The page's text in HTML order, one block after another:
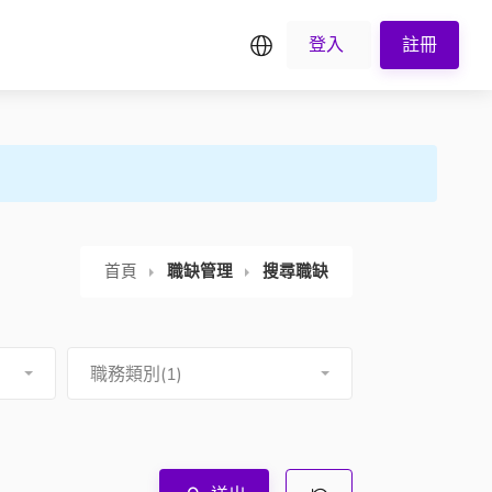
繁中登入 註冊
首頁 職缺管理 搜尋職缺
職務類別(1)